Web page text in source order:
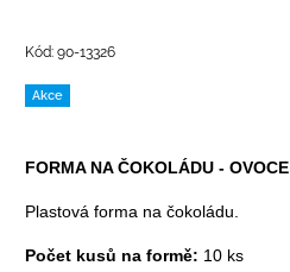
Kód: 90-13326
Akce
FORMA NA ČOKOLÁDU - OVOCE
Plastová forma na čokoládu.
Počet kusů na formě: 10 ks